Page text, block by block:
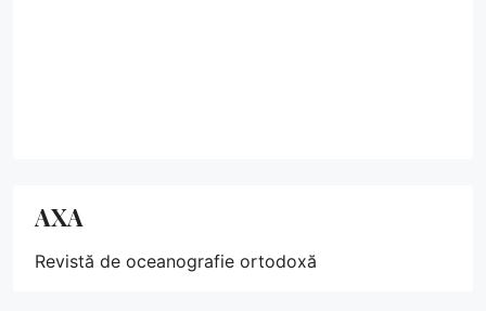
AXA
Revistă de oceanografie ortodoxă